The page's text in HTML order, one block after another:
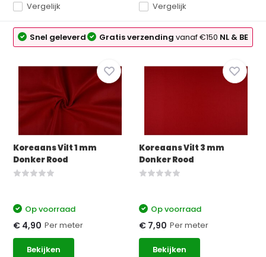
Vergelijk Vergelijk
Snel geleverd Gratis verzendingvanaf €150 NL & BE
Koreaans Vilt 1 mm
Donker Rood
Op voorraad
€ 4,90 Per meter
Bekijken
Koreaans Vilt 3 mm
Donker Rood
Op voorraad
€ 7,90 Per meter
Bekijken